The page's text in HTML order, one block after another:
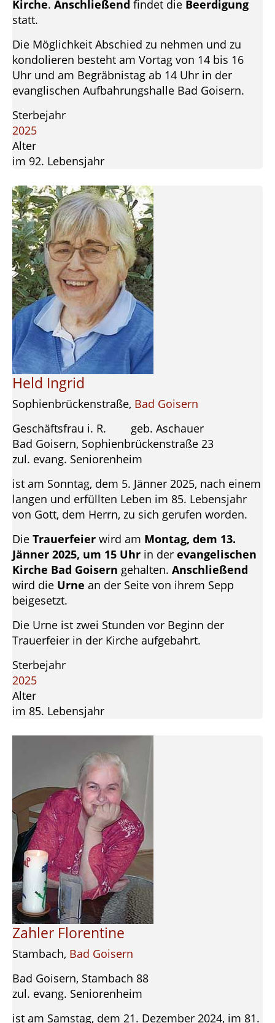
Kirche. Anschließend findet die Beerdigung
statt.
Die Möglichkeit Abschied zu nehmen und zu
kondolieren besteht am Vortag von 14 bis 16
Uhr und am Begräbnistag ab 14 Uhr in der
evanglischen Aufbahrungshalle Bad Goisern.
Sterbejahr
2025
Alter
im 92. Lebensjahr
Held Ingrid
Sophienbrückenstraße, Bad Goisern
Geschäftsfrau i. R. geb. Aschauer
Bad Goisern, Sophienbrückenstraße 23
zul. evang. Seniorenheim
ist am Sonntag, dem 5. Jänner 2025, nach einem
langen und erfüllten Leben im 85. Lebensjahr
von Gott, dem Herrn, zu sich gerufen worden.
Die Trauerfeier wird am Montag, dem 13.
Jänner 2025, um 15 Uhr in der evangelischen
Kirche Bad Goisern gehalten. Anschließend
wird die Urne an der Seite von ihrem Sepp
beigesetzt.
Die Urne ist zwei Stunden vor Beginn der
Trauerfeier in der Kirche aufgebahrt.
Sterbejahr
2025
Alter
im 85. Lebensjahr
Zahler Florentine
Stambach, Bad Goisern
Bad Goisern, Stambach 88
zul. evang. Seniorenheim
ist am Samstag, dem 21. Dezember 2024, im 81.